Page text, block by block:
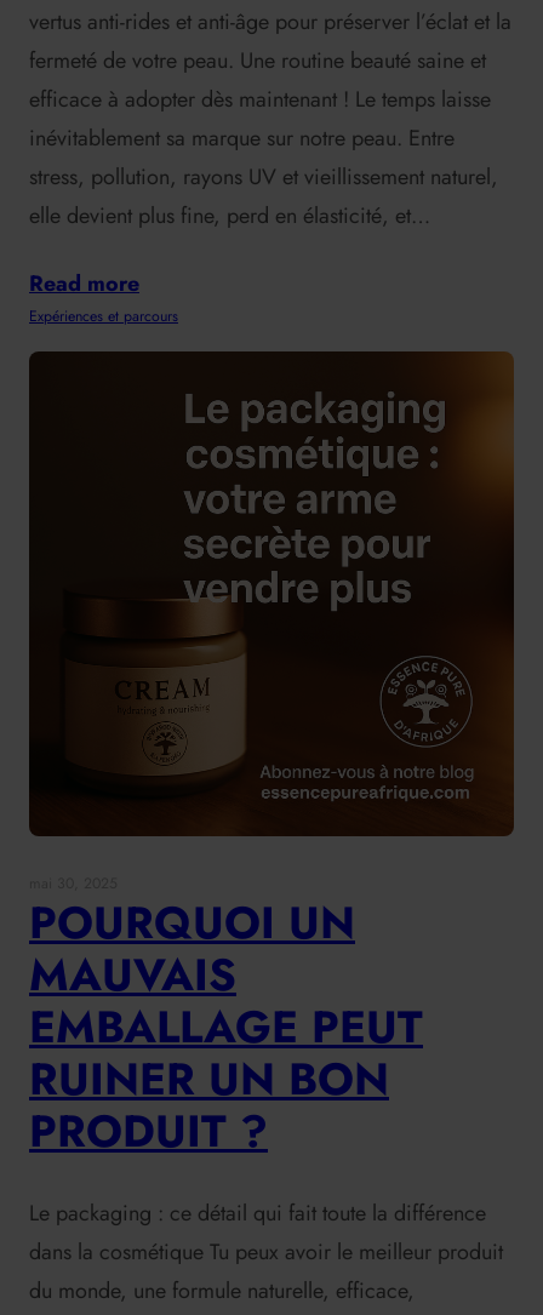
vertus anti-rides et anti-âge pour préserver l’éclat et la
fermeté de votre peau. Une routine beauté saine et
efficace à adopter dès maintenant ! Le temps laisse
inévitablement sa marque sur notre peau. Entre
stress, pollution, rayons UV et vieillissement naturel,
elle devient plus fine, perd en élasticité, et…
Read more
Expériences et parcours
POURQUOI UN
MAUVAIS
EMBALLAGE PEUT
RUINER UN BON
PRODUIT ?
Le packaging : ce détail qui fait toute la différence
dans la cosmétique Tu peux avoir le meilleur produit
du monde, une formule naturelle, efficace,